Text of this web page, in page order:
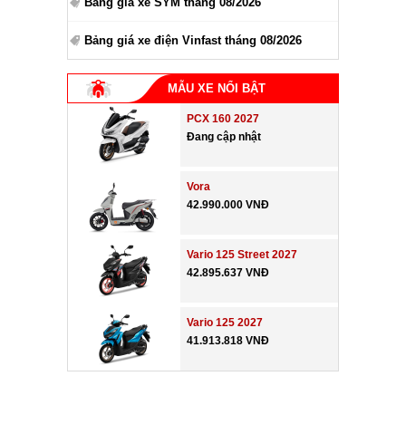
Bảng giá xe điện Vinfast tháng 08/2026
MẪU XE NỔI BẬT
PCX 160 2027
Đang cập nhật
Vora
42.990.000 VNĐ
Vario 125 Street 2027
42.895.637 VNĐ
Vario 125 2027
41.913.818 VNĐ